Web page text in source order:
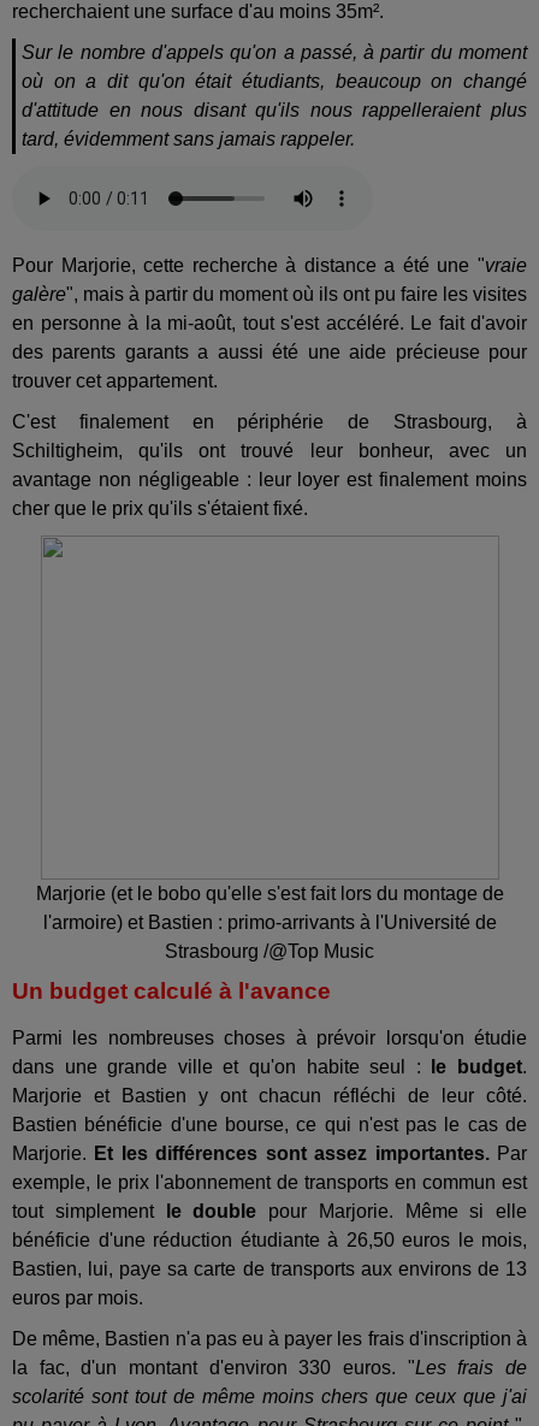
recherchaient une surface d'au moins 35m².
Sur le nombre d'appels qu'on a passé, à partir du moment
où on a dit qu'on était étudiants, beaucoup on changé
d'attitude en nous disant qu'ils nous rappelleraient plus
tard, évidemment sans jamais rappeler.
Pour Marjorie, cette recherche à distance a été une "vraie
galère", mais à partir du moment où ils ont pu faire les visites
en personne à la mi-août, tout s'est accéléré. Le fait d'avoir
des parents garants a aussi été une aide précieuse pour
trouver cet appartement.
C'est finalement en périphérie de Strasbourg, à
Schiltigheim, qu'ils ont trouvé leur bonheur, avec un
avantage non négligeable : leur loyer est finalement moins
cher que le prix qu'ils s'étaient fixé.
Marjorie (et le bobo qu'elle s'est fait lors du montage de
l'armoire) et Bastien : primo-arrivants à l'Université de
Strasbourg /@Top Music
Un budget calculé à l'avance
Parmi les nombreuses choses à prévoir lorsqu'on étudie
dans une grande ville et qu'on habite seul :
le budget.
Marjorie et Bastien y ont chacun réfléchi de leur côté.
Bastien bénéficie d'une bourse, ce qui n'est pas le cas de
Marjorie. Et les différences sont assez importantes.Par
exemple, le prix l'abonnement de transports en commun est
tout simplement
le double pour Marjorie. Même si elle
bénéficie d'une réduction étudiante à 26,50 euros le mois,
Bastien, lui, paye sa carte de transports aux environs de 13
euros par mois.
De même, Bastien n'a pas eu à payer les frais d'inscription à
la fac, d'un montant d'environ 330 euros. "Les frais de
scolarité sont tout de même moins chers que ceux que j'ai